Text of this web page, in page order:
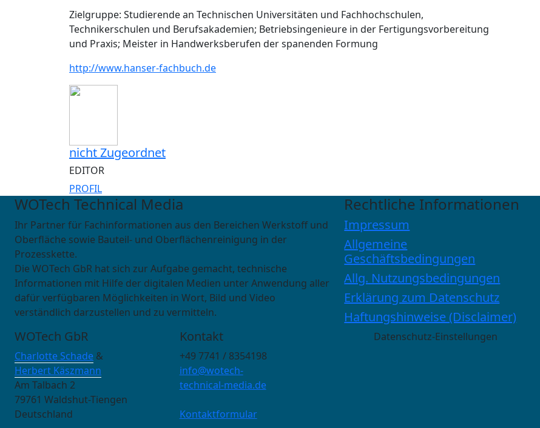
Zielgruppe: Studierende an Technischen Universitäten und Fachhochschulen,
Technikerschulen und Berufsakademien; Betriebsingenieure in der Fertigungsvorbereitung
und Praxis; Meister in Handwerksberufen der spanenden Formung
http://www.hanser-fachbuch.de
nicht Zugeordnet
EDITOR
PROFIL
WOTech Technical Media
Ihr Partner für Fachinformationen aus den Bereichen Werkstoff und
Oberfläche sowie Bauteil- und Oberflächenreinigung in der
Prozesskette.
Die WOTech GbR hat sich zur Aufgabe gemacht, technische
Informationen mit Hilfe der digitalen Medien unter Anwendung aller
dafür verfügbaren Möglichkeiten in Wort, Bild und Video
verständlich darzustellen und zu vermitteln.
WOTech GbR
Charlotte Schade &
Herbert Käszmann
Am Talbach 2
79761 Waldshut-Tiengen
Deutschland
Kontakt
+49 7741 / 8354198
info@wotech-
technical-media.de
Kontaktformular
Rechtliche Informationen
Impressum
Allgemeine
Geschäftsbedingungen
Allg. Nutzungsbedingungen
Erklärung zum Datenschutz
Haftungshinweise (Disclaimer)
Datenschutz-Einstellungen